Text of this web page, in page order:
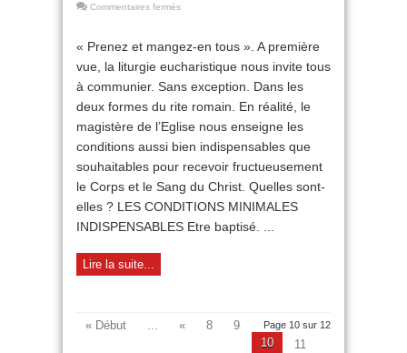
Commentaires ferméssur
communier
?
« Prenez et mangez-en tous ». A première
vue, la liturgie eucharistique nous invite tous
à communier. Sans exception. Dans les
deux formes du rite romain. En réalité, le
magistère de l’Eglise nous enseigne les
conditions aussi bien indispensables que
souhaitables pour recevoir fructueusement
le Corps et le Sang du Christ. Quelles sont-
elles ? LES CONDITIONS MINIMALES
INDISPENSABLES Etre baptisé. ...
Lire la suite...
Page 10 sur 12
« Début ... « 8
9
10
11